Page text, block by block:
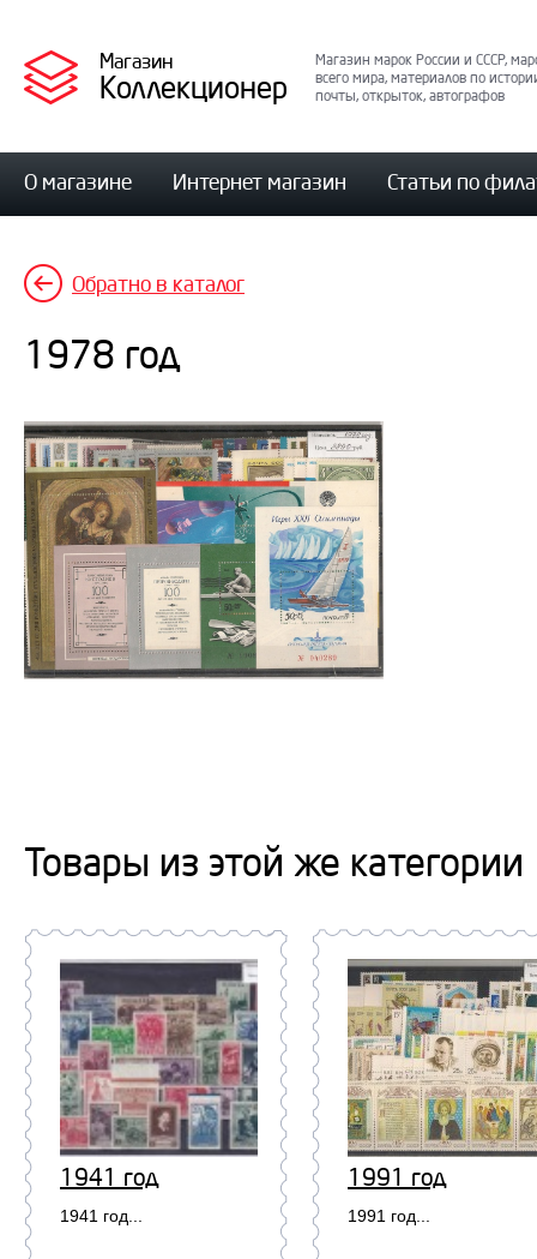
Магазин
Коллекционер
Магазин марок России и СССР,
всего мира, материалов по
почты, открыток, автографов
О магазине Интернет магазин Статьи по
Обратно в каталог
1978 год
Товары из этой же категории
1941 год
1941 год...
1991 год
1991 год...